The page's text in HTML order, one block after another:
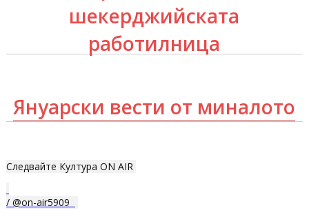
шекерджийската
работилница
Януарски вести от миналото
Следвайте Култура ON AIR
/ @on-air5909